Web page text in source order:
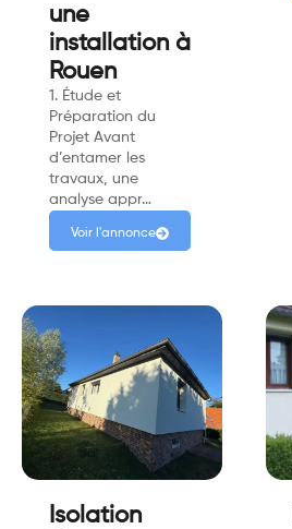
une
installation à
Rouen
1. Étude et
Préparation du
Projet Avant
d’entamer les
travaux, une
analyse appr…
Voir l'annonce
Isolation